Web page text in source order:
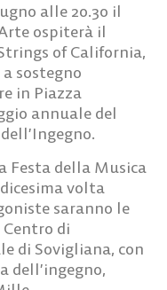
alle 20.30 il
ospiterà il
of California,
sostegno
in Piazza
annuale del
Festa della Musica
volta
saranno le
di
di Sovigliana, con
dell’ingegno,